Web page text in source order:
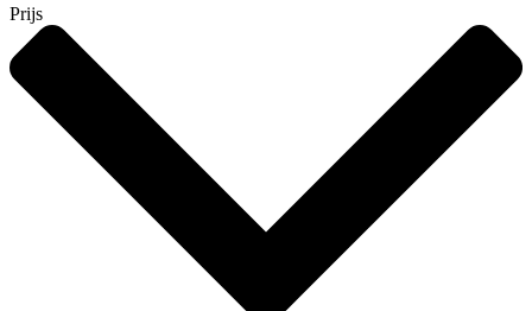
Prijs